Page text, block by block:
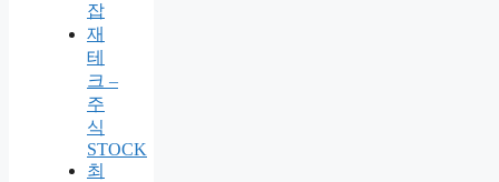
잡
재
테
크 –
주
식
STOCK
최